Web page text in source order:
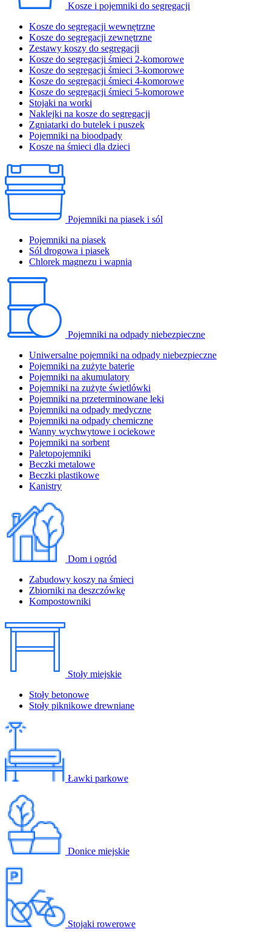
Kosze i pojemniki do segregacji
Kosze do segregacji wewnętrzne
Kosze do segregacji zewnętrzne
Zestawy koszy do segregacji
Kosze do segregacji śmieci 2-komorowe
Kosze do segregacji śmieci 3-komorowe
Kosze do segregacji śmieci 4-komorowe
Kosze do segregacji śmieci 5-komorowe
Stojaki na worki
Naklejki na kosze do segregacji
Zgniatarki do butelek i puszek
Pojemniki na bioodpady
Kosze na śmieci dla dzieci
Pojemniki na piasek i sól
Pojemniki na piasek
Sól drogowa i piasek
Chlorek magnezu i wapnia
Pojemniki na odpady niebezpieczne
Uniwersalne pojemniki na odpady niebezpieczne
Pojemniki na zużyte baterie
Pojemniki na akumulatory
Pojemniki na zużyte świetlówki
Pojemniki na przeterminowane leki
Pojemniki na odpady medyczne
Pojemniki na odpady chemiczne
Wanny wychwytowe i ociekowe
Pojemniki na sorbent
Paletopojemniki
Beczki metalowe
Beczki plastikowe
Kanistry
Dom i ogród
Zabudowy koszy na śmieci
Zbiorniki na deszczówkę
Kompostowniki
Stoły miejskie
Stoły betonowe
Stoły piknikowe drewniane
Ławki parkowe
Donice miejskie
Stojaki rowerowe